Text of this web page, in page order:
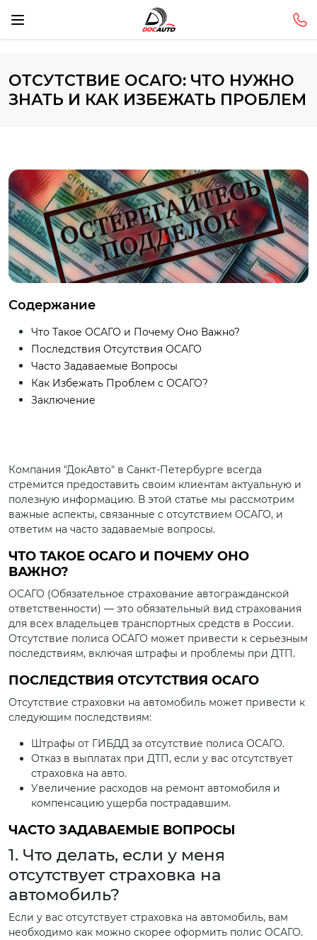
ОТСУТСТВИЕ ОСАГО: ЧТО НУЖНО
ЗНАТЬ И КАК ИЗБЕЖАТЬ ПРОБЛЕМ
Содержание
Что Такое ОСАГО и Почему Оно Важно?
Последствия Отсутствия ОСАГО
Часто Задаваемые Вопросы
Как Избежать Проблем с ОСАГО?
Заключение
Компания "ДокАвто" в Санкт-Петербурге всегда
стремится предоставить своим клиентам актуальную и
полезную информацию. В этой статье мы рассмотрим
важные аспекты, связанные с отсутствием ОСАГО, и
ответим на часто задаваемые вопросы.
ЧТО ТАКОЕ ОСАГО И ПОЧЕМУ ОНО
ВАЖНО?
ОСАГО (Обязательное страхование автогражданской
ответственности) — это обязательный вид страхования
для всех владельцев транспортных средств в России.
Отсутствие полиса ОСАГО может привести к серьезным
последствиям, включая штрафы и проблемы при ДТП.
ПОСЛЕДСТВИЯ ОТСУТСТВИЯ ОСАГО
Отсутствие страховки на автомобиль может привести к
следующим последствиям:
Штрафы от ГИБДД за отсутствие полиса ОСАГО.
Отказ в выплатах при ДТП, если у вас отсутствует
страховка на авто.
Увеличение расходов на ремонт автомобиля и
компенсацию ущерба пострадавшим.
ЧАСТО ЗАДАВАЕМЫЕ ВОПРОСЫ
1. Что делать, если у меня
отсутствует страховка на
автомобиль?
Если у вас отсутствует страховка на автомобиль, вам
необходимо как можно скорее оформить полис ОСАГО.